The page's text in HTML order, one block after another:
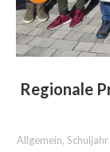
Regionale
Allgemein,